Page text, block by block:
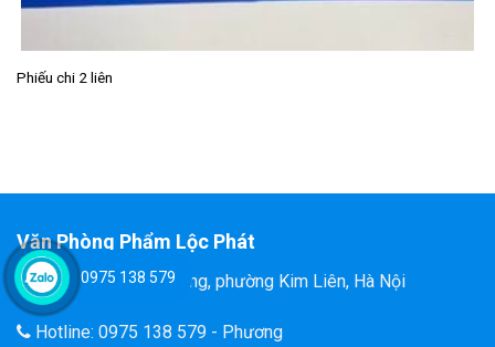
Phiếu chi 2 liên
Văn Phòng Phẩm Lộc Phát
Đ/C: 58 Tôn Thất Tùng, phường Kim Liên, Hà Nội
Hotline: 0975 138 579 - Phương
0975 138 579